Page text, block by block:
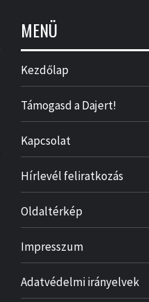
MENÜ
Kezdőlap
Támogasd a Dajert!
Kapcsolat
Hírlevél feliratkozás
Oldaltérkép
Impresszum
Adatvédelmi irányelvek